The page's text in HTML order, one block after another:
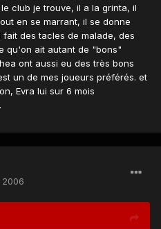
club je trouve, il a la grinta, il
en se marrant, il se donne
des tacles de malade, des
qu'on ait autant de "bons"
ont aussi eu des très bons
un de mes joueurs préférés. et
Evra lui sur 6 mois